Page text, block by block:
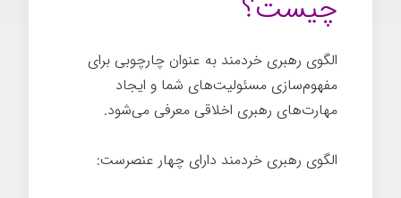
چیست؟
الگوی رهبری خردمند به عنوان چارچوبی برای
مفهوم‌سازی مسئولیت‌های شما و ایجاد
مهارت‌های رهبری اخلاقی معرفی می‌شود.
الگوی رهبری خردمند دارای چهار عنصرست: